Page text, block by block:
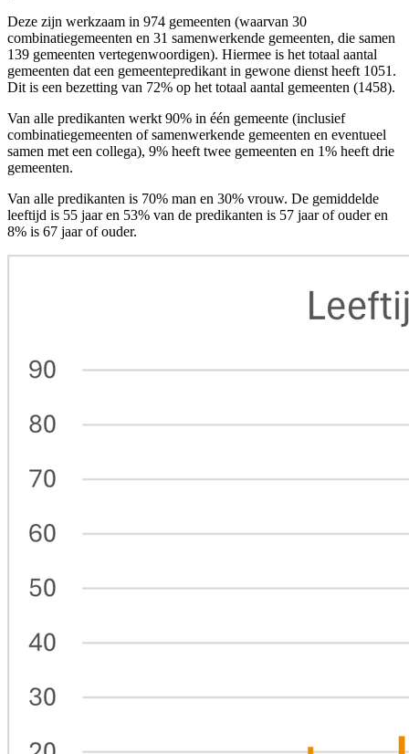
Deze zijn werkzaam in 974 gemeenten (waarvan 30
combinatiegemeenten en 31 samenwerkende gemeenten, die samen
139 gemeenten vertegenwoordigen). Hiermee is het totaal aantal
gemeenten dat een gemeentepredikant in gewone dienst heeft 1051.
Dit is een bezetting van 72% op het totaal aantal gemeenten (1458).
Van alle predikanten werkt 90% in één gemeente (inclusief
combinatiegemeenten of samenwerkende gemeenten en eventueel
samen met een collega), 9% heeft twee gemeenten en 1% heeft drie
gemeenten.
Van alle predikanten is 70% man en 30% vrouw. De gemiddelde
leeftijd is 55 jaar en 53% van de predikanten is 57 jaar of ouder en
8% is 67 jaar of ouder.